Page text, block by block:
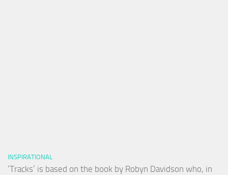
INSPIRATIONAL
‘Tracks’ is based on the book by Robyn Davidson who, in